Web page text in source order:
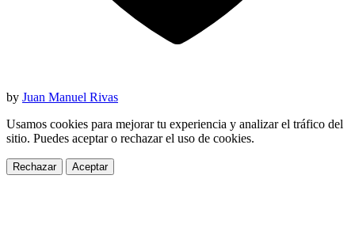
by Juan Manuel Rivas
Usamos cookies para mejorar tu experiencia y analizar el tráfico del
sitio. Puedes aceptar o rechazar el uso de cookies.
Rechazar Aceptar